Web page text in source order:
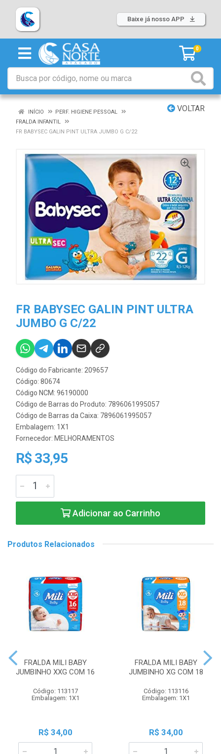
Baixe já nosso APP
0
VOLTAR
INÍCIO
PERF. HIGIENE PESSOAL
FRALDA INFANTIL
FR BABYSEC GALIN PINT ULTRA JUMBO G C/22
FR BABYSEC GALIN PINT ULTRA
JUMBO G C/22
Código do Fabricante: 209657
Código: 80674
Código NCM: 96190000
Código de Barras do Produto: 7896061995057
Código de Barras da Caixa: 7896061995057
Embalagem: 1X1
Fornecedor: MELHORAMENTOS
R$ 33,95
Adicionar ao Carrinho
Produtos Relacionados
FRALDA MILI BABY
JUMBINHO XXG COM 16
Código: 113117
Embalagem: 1X1
R$ 34,00
FRALDA MILI BABY
JUMBINHO XG COM 18
Código: 113116
Embalagem: 1X1
R$ 34,00